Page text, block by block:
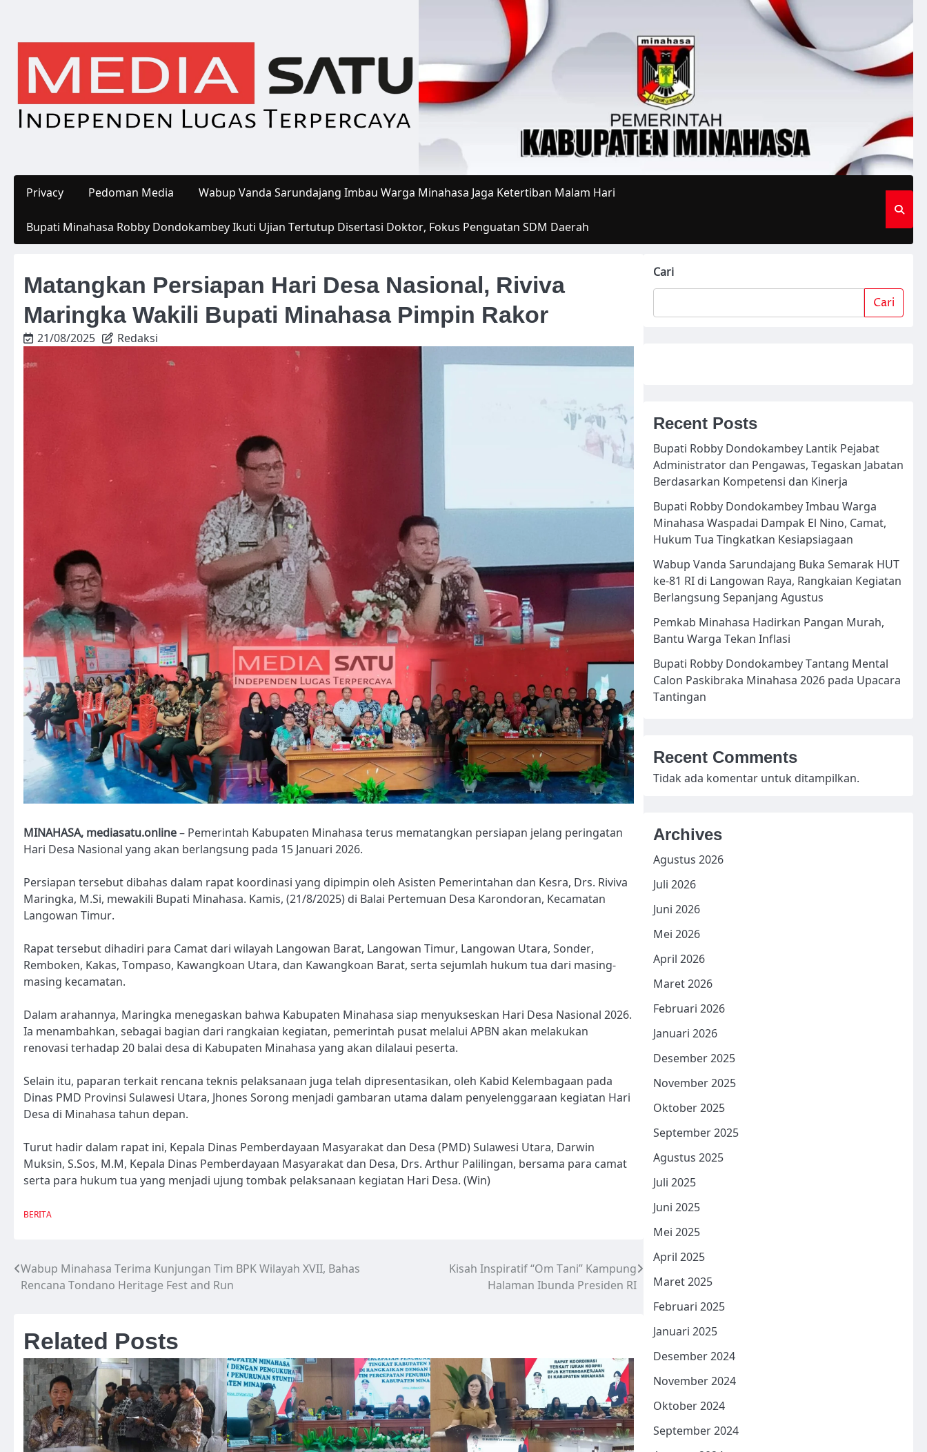
content
Privacy Pedoman Media Wabup Vanda Sarundajang Imbau Warga Minahasa Jaga Ketertiban Malam Hari
Bupati Minahasa Robby Dondokambey Ikuti Ujian Tertutup Disertasi Doktor, Fokus Penguatan SDM Daerah
Matangkan Persiapan Hari Desa Nasional, Riviva
Maringka Wakili Bupati Minahasa Pimpin Rakor
21/08/2025 Redaksi
MINAHASA, mediasatu.online– Pemerintah Kabupaten Minahasa terus mematangkan persiapan jelang peringatan
Hari Desa Nasional yang akan berlangsung pada 15 Januari 2026.
Persiapan tersebut dibahas dalam rapat koordinasi yang dipimpin oleh Asisten Pemerintahan dan Kesra, Drs. Riviva
Maringka, M.Si, mewakili Bupati Minahasa. Kamis, (21/8/2025) di Balai Pertemuan Desa Karondoran, Kecamatan
Langowan Timur.
Rapat tersebut dihadiri para Camat dari wilayah Langowan Barat, Langowan Timur, Langowan Utara, Sonder,
Remboken, Kakas, Tompaso, Kawangkoan Utara, dan Kawangkoan Barat, serta sejumlah hukum tua dari masing-
masing kecamatan.
Dalam arahannya, Maringka menegaskan bahwa Kabupaten Minahasa siap menyukseskan Hari Desa Nasional 2026.
Ia menambahkan, sebagai bagian dari rangkaian kegiatan, pemerintah pusat melalui APBN akan melakukan
renovasi terhadap 20 balai desa di Kabupaten Minahasa yang akan dilalaui peserta.
Selain itu, paparan terkait rencana teknis pelaksanaan juga telah dipresentasikan, oleh Kabid Kelembagaan pada
Dinas PMD Provinsi Sulawesi Utara, Jhones Sorong menjadi gambaran utama dalam penyelenggaraan kegiatan Hari
Desa di Minahasa tahun depan.
Turut hadir dalam rapat ini, Kepala Dinas Pemberdayaan Masyarakat dan Desa (PMD) Sulawesi Utara, Darwin
Muksin, S.Sos, M.M, Kepala Dinas Pemberdayaan Masyarakat dan Desa, Drs. Arthur Palilingan, bersama para camat
serta para hukum tua yang menjadi ujung tombak pelaksanaan kegiatan Hari Desa. (Win)
BERITA
Navigasi
Wabup Minahasa Terima Kunjungan Tim BPK Wilayah XVII, Bahas
Rencana Tondano Heritage Fest and Run
Kisah Inspiratif “Om Tani” Kampung
Halaman Ibunda Presiden RI
Related Posts
Cari
Cari
Recent Posts
Bupati Robby Dondokambey Lantik Pejabat
Administrator dan Pengawas, Tegaskan Jabatan
Berdasarkan Kompetensi dan Kinerja
Bupati Robby Dondokambey Imbau Warga
Minahasa Waspadai Dampak El Nino, Camat,
Hukum Tua Tingkatkan Kesiapsiagaan
Wabup Vanda Sarundajang Buka Semarak HUT
ke-81 RI di Langowan Raya, Rangkaian Kegiatan
Berlangsung Sepanjang Agustus
Pemkab Minahasa Hadirkan Pangan Murah,
Bantu Warga Tekan Inflasi
Bupati Robby Dondokambey Tantang Mental
Calon Paskibraka Minahasa 2026 pada Upacara
Tantingan
Recent Comments
Tidak ada komentar untuk ditampilkan.
Archives
Agustus 2026
Juli 2026
Juni 2026
Mei 2026
April 2026
Maret 2026
Februari 2026
Januari 2026
Desember 2025
November 2025
Oktober 2025
September 2025
Agustus 2025
Juli 2025
Juni 2025
Mei 2025
April 2025
Maret 2025
Februari 2025
Januari 2025
Desember 2024
November 2024
Oktober 2024
September 2024